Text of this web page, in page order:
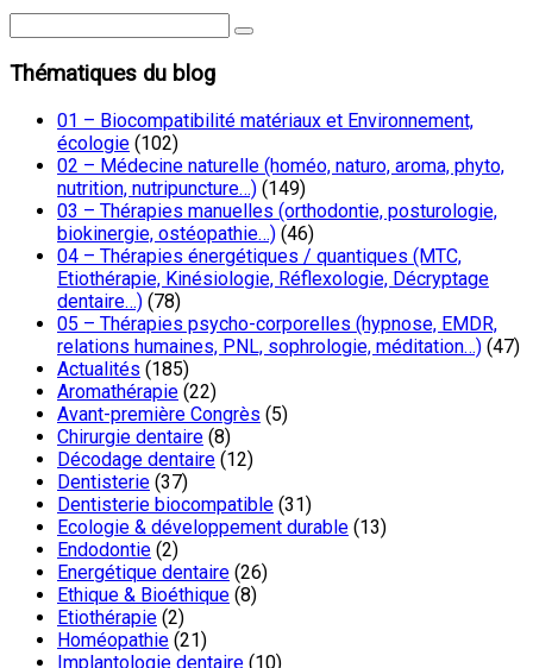
Thématiques du blog
01 – Biocompatibilité matériaux et Environnement,
écologie (102)
02 – Médecine naturelle (homéo, naturo, aroma, phyto,
nutrition, nutripuncture…) (149)
03 – Thérapies manuelles (orthodontie, posturologie,
biokinergie, ostéopathie…) (46)
04 – Thérapies énergétiques / quantiques (MTC,
Etiothérapie, Kinésiologie, Réflexologie, Décryptage
dentaire…) (78)
05 – Thérapies psycho-corporelles (hypnose, EMDR,
relations humaines, PNL, sophrologie, méditation…) (47)
Actualités (185)
Aromathérapie (22)
Avant-première Congrès (5)
Chirurgie dentaire (8)
Décodage dentaire (12)
Dentisterie (37)
Dentisterie biocompatible (31)
Ecologie & développement durable (13)
Endodontie (2)
Energétique dentaire (26)
Ethique & Bioéthique (8)
Etiothérapie (2)
Homéopathie (21)
Implantologie dentaire (10)